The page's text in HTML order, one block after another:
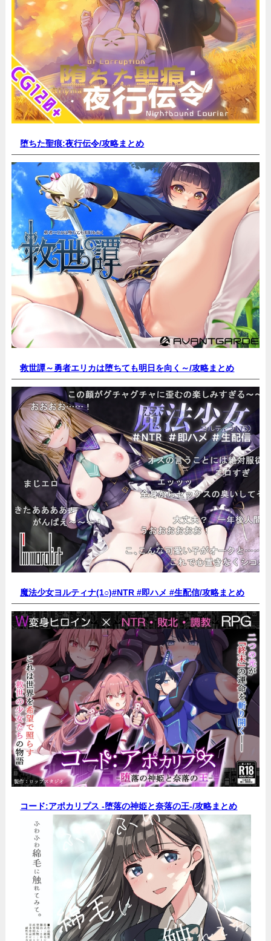
堕ちた聖痕:夜行伝令/攻略まとめ
救世譚～勇者エリカは堕ちても明日を向く～/攻略まとめ
魔法少女ヨルティナ(1○)#NTR #即ハメ #生配信/攻略まとめ
コード:アポカリプス -堕落の神姫と奈落の王-/攻略まとめ